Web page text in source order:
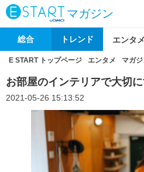
マガジン
総合 トレンド エンタメ
E START トップページ エンタメ マガ
お部屋のインテリアで大切
2021-05-26 15:13:52